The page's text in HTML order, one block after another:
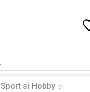
input
Sport si Hobby